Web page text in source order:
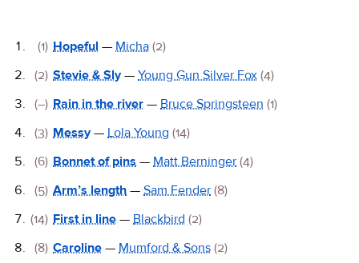
De
Verrukkelijke
15
(1) Hopeful — Micha (2)
(2) Stevie & Sly— Young Gun Silver Fox (4)
(–) Rain in the river — Bruce Springsteen (1)
(3) Messy— Lola Young (14)
(6) Bonnet of pins — Matt Berninger (4)
(5) Arm’s length — Sam Fender (8)
(14) First in line — Blackbird (2)
(8) Caroline — Mumford & Sons (2)